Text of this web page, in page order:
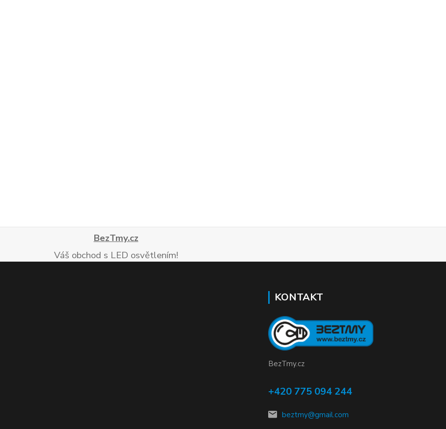
BezTmy.cz
Váš obchod s LED osvětlením!
KONTAKT
BezTmy.cz
+420 775 094 244
beztmy@gmail.com